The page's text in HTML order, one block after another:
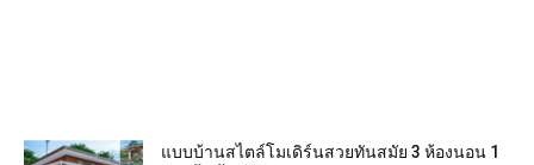
แบบบ้านสไตล์โมเดิร์นสวยทันสมัย 3 ห้องนอน 1